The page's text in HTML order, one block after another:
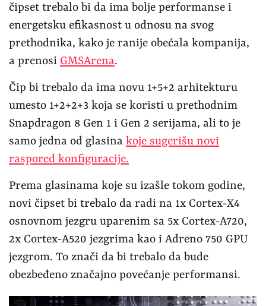
čipset trebalo bi da ima bolje performanse i
energetsku efikasnost u odnosu na svog
prethodnika, kako je ranije obećala kompanija,
a prenosi GMSArena.
Čip bi trebalo da ima novu 1+5+2 arhitekturu
umesto 1+2+2+3 koja se koristi u prethodnim
Snapdragon 8 Gen 1 i Gen 2 serijama, ali to je
samo jedna od glasina koje sugerišu novi
raspored konfiguracije.
Prema glasinama koje su izašle tokom godine,
novi čipset bi trebalo da radi na 1x Cortex-X4
osnovnom jezgru uparenim sa 5x Cortex-A720,
2x Cortex-A520 jezgrima kao i Adreno 750 GPU
jezgrom. To znači da bi trebalo da bude
obezbeđeno značajno povećanje performansi.